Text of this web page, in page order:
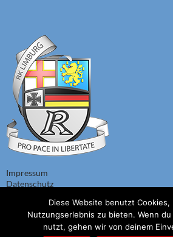
Impressum
Datenschutz
© 1967 - 2026 Alle Rechte bei
Diese Website benutzt Cookies,
Nutzungserlebnis zu bieten. Wenn
nutzt, gehen wir von deinem